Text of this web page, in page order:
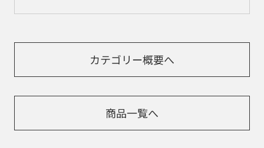
カテゴリー概要へ
商品一覧へ